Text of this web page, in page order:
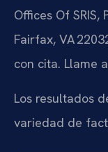
Offices Of
Fairfax, VA
con cita. Llame
Los resultados
variedad de